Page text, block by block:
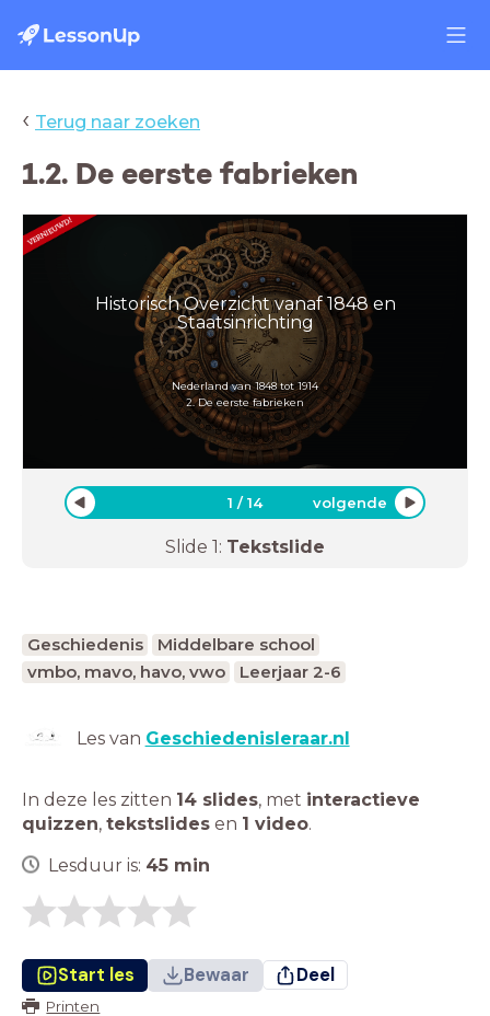
‹ Terug naar zoeken
1.2. De eerste fabrieken
Historisch Overzicht vanaf 1848 en
Staatsinrichting
Nederland van 1848 tot 1914
2. De eerste fabrieken
1 /14 volgende
Slide 1: Tekstslide
Geschiedenis
Middelbare school
vmbo, mavo, havo, vwo
Leerjaar 2-6
Les van Geschiedenisleraar.nl
In deze les zitten 14 slides, met interactieve
quizzen, tekstslides en 1 video.
Lesduur is: 45 min
Start les Bewaar Deel
Printen